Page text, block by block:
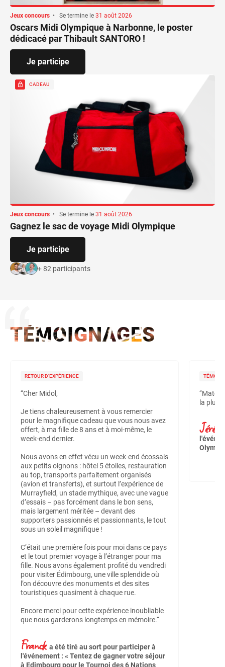
Jeux concours • Se termine le 31 août 2026
Oscars Midi Olympique à Narbonne, le poster
dédicacé par Thibault SANTORO !
Je participe
CADEAU
Jeux concours • Se termine le 31 août 2026
Gagnez le sac de voyage Midi Olympique
Je participe
+ 82 participants
TÉMOIGNAGES
RETOUR D'EXPÉRIENCE
‘‘Cher Midol,
Je tiens chaleureusement à vous remercier
pour le magnifique cadeau que vous nous avez
offert, à ma fille de 8 ans et à moi-même, le
week-end dernier.
Nous avons en effet vécu un week-end écossais
aux petits oignons : hôtel 5 étoiles, restauration
au top, transports parfaitement organisés
(avion et transferts), et surtout l’expérience de
Murrayfield, un stade mythique, avec une vague
d’essais – pas forcément dans le bon sens,
mais largement méritée – devant des
supporters passionnés et passionnants, le tout
sous un soleil magnifique !
C’était une première fois pour moi dans ce pays
et le tout premier voyage à l’étranger pour ma
fille. Nous avons également profité du vendredi
pour visiter Édimbourg, une ville splendide où
l’on découvre des monuments et des sites
touristiques quasiment à chaque rue.
Encore merci pour cette expérience inoubliable
que nous garderons longtemps en mémoire.‘‘
Franck a été tiré au sort pour participer à
l'événement : « Tentez de gagner votre séjour
à Edimbourg pour le Tournoi des 6 Nations
la pluie